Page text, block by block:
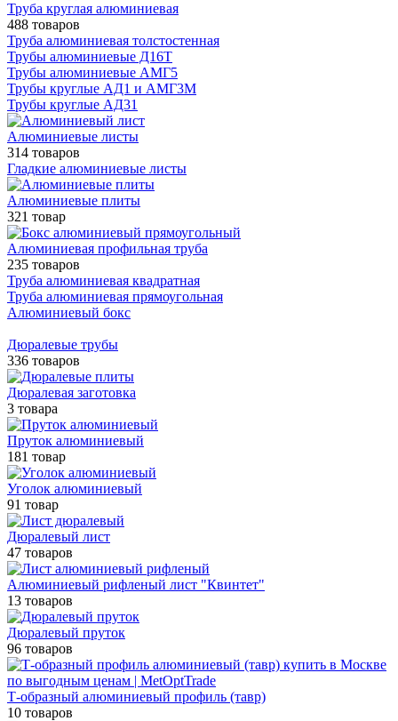
Труба круглая алюминиевая
488 товаров
Труба алюминиевая толстостенная
Трубы алюминиевые Д16Т
Трубы алюминиевые АМГ5
Трубы круглые АД1 и АМГ3М
Трубы круглые АД31
Алюминиевые листы
314 товаров
Гладкие алюминиевые листы
Алюминиевые плиты
321 товар
Алюминиевая профильная труба
235 товаров
Труба алюминиевая квадратная
Труба алюминиевая прямоугольная
Алюминиевый бокс
Дюралевые трубы
336 товаров
Дюралевая заготовка
3 товара
Пруток алюминиевый
181 товар
Уголок алюминиевый
91 товар
Дюралевый лист
47 товаров
Алюминиевый рифленый лист "Квинтет"
13 товаров
Дюралевый пруток
96 товаров
Т-образный алюминиевый профиль (тавр)
10 товаров